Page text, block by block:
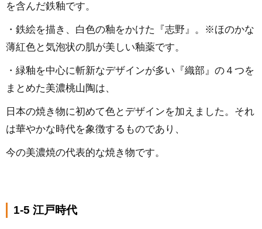
を含んだ鉄釉です。
・鉄絵を描き、白色の釉をかけた『志野』。※ほのかな
薄紅色と気泡状の肌が美しい釉薬です。
・緑釉を中心に斬新なデザインが多い『織部』の４つを
まとめた美濃桃山陶は、
日本の焼き物に初めて色とデザインを加えました。それ
は華やかな時代を象徴するものであり、
今の美濃焼の代表的な焼き物です。
1-5 江戸時代